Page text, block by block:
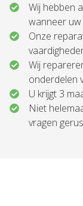
Wij hebben
wanneer
Onze
Wij
onderdelen
U krijgt 3
Niet
vragen